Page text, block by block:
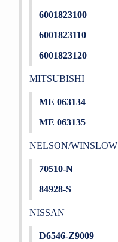
6001823100
6001823110
6001823120
MITSUBISHI
ME 063134
ME 063135
NELSON/WINSLOW
70510-N
84928-S
NISSAN
D6546-Z9009